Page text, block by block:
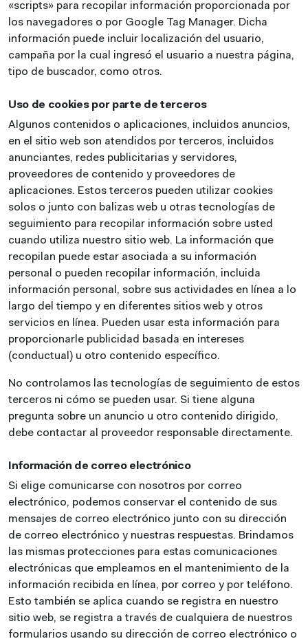
«scripts» para recopilar información proporcionada por
los navegadores o por Google Tag Manager. Dicha
información puede incluir localización del usuario,
campaña por la cual ingresó el usuario a nuestra página,
tipo de buscador, como otros.
Uso de cookies por parte de terceros
Algunos contenidos o aplicaciones, incluidos anuncios,
en el sitio web son atendidos por terceros, incluidos
anunciantes, redes publicitarias y servidores,
proveedores de contenido y proveedores de
aplicaciones. Estos terceros pueden utilizar cookies
solos o junto con balizas web u otras tecnologías de
seguimiento para recopilar información sobre usted
cuando utiliza nuestro sitio web. La información que
recopilan puede estar asociada a su información
personal o pueden recopilar información, incluida
información personal, sobre sus actividades en línea a lo
largo del tiempo y en diferentes sitios web y otros
servicios en línea. Pueden usar esta información para
proporcionarle publicidad basada en intereses
(conductual) u otro contenido específico.
No controlamos las tecnologías de seguimiento de estos
terceros ni cómo se pueden usar. Si tiene alguna
pregunta sobre un anuncio u otro contenido dirigido,
debe contactar al proveedor responsable directamente.
Información de correo electrónico
Si elige comunicarse con nosotros por correo
electrónico, podemos conservar el contenido de sus
mensajes de correo electrónico junto con su dirección
de correo electrónico y nuestras respuestas. Brindamos
las mismas protecciones para estas comunicaciones
electrónicas que empleamos en el mantenimiento de la
información recibida en línea, por correo y por teléfono.
Esto también se aplica cuando se registra en nuestro
sitio web, se registra a través de cualquiera de nuestros
formularios usando su dirección de correo electrónico o